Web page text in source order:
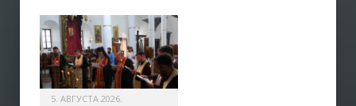
5. АВГУСТА 2026.